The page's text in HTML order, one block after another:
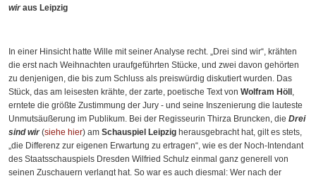
wiraus Leipzig
In einer Hinsicht hatte Wille mit seiner Analyse recht. „Drei sind wir“, krähten
die erst nach Weihnachten uraufgeführten Stücke, und zwei davon gehörten
zu denjenigen, die bis zum Schluss als preiswürdig diskutiert wurden. Das
Stück, das am leisesten krähte, der zarte, poetische Text von Wolfram Höll
erntete die größte Zustimmung der Jury - und seine Inszenierung die lauteste
Unmutsäußerung im Publikum. Bei der Regisseurin Thirza Bruncken, die Drei
sind wir(siehe hier) am Schauspiel Leipzig herausgebracht hat, gilt es stets,
„die Differenz zur eigenen Erwartung zu ertragen“, wie es der Noch-Intendant
des Staatsschauspiels Dresden Wilfried Schulz einmal ganz generell von
seinen Zuschauern verlangt hat. So war es auch diesmal: Wer nach der